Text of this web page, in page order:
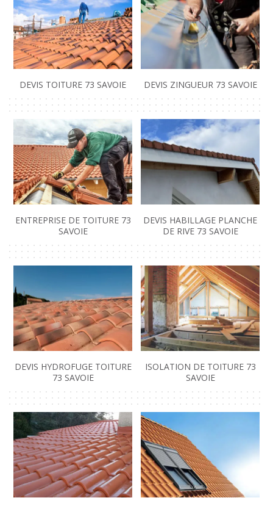
DEVIS TOITURE 73 SAVOIE DEVIS ZINGUEUR 73 SAVOIE
ENTREPRISE DE TOITURE 73
SAVOIE
DEVIS HABILLAGE PLANCHE
DE RIVE 73 SAVOIE
DEVIS HYDROFUGE TOITURE
73 SAVOIE
ISOLATION DE TOITURE 73
SAVOIE